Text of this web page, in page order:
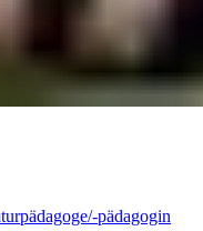
pädagogin